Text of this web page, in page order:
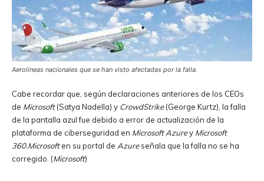
Aerolíneas nacionales que se han visto afectadas por la falla.
Cabe recordar que, según declaraciones anteriores de los CEOs
de Microsoft(Satya Nadella) y CrowdStrike(George Kurtz), la falla
de la pantalla azul fue debido a error de actualización de la
plataforma de ciberseguridad en Microsoft Azurey Microsoft
360.Microsoften su portal de Azureseñala que la falla no se ha
corregido. (Microsoft)